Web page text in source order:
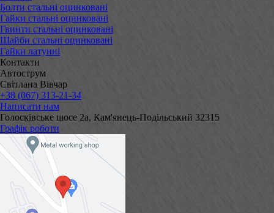
Болти стальні оцинковані
Гайки стальні оцинковані
Гвинти стальні оцинковані
Шайби стальні оцинковані
Гайки латунні
Контакти
Автострум
Світлана Вівчар
+38 (067) 313-21-34
Написати нам
Голосківське шосе 2а, Кам'янець-Подільський 32315
Графік роботи